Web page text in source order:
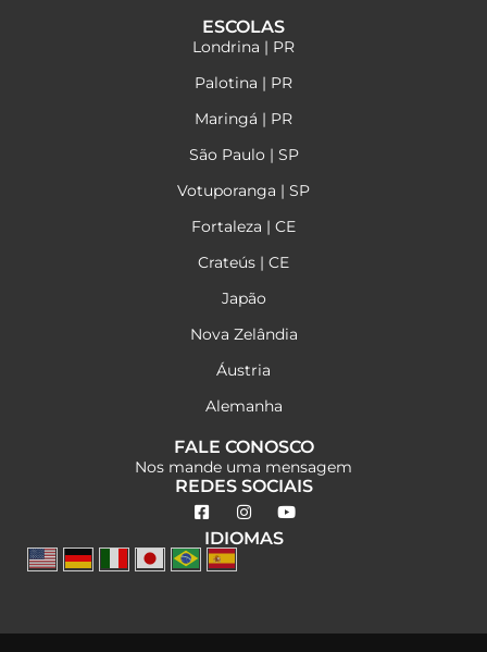
ESCOLAS
Londrina | PR
Palotina | PR
Maringá | PR
São Paulo | SP
Votuporanga | SP
Fortaleza | CE
Crateús | CE
Japão
Nova Zelândia
Áustria
Alemanha
FALE CONOSCO
Nos mande uma mensagem
REDES SOCIAIS
IDIOMAS